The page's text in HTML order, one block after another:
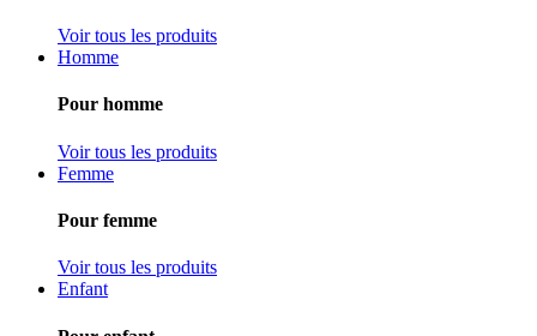
Voir tous les produits
Homme
Pour homme
Voir tous les produits
Femme
Pour femme
Voir tous les produits
Enfant